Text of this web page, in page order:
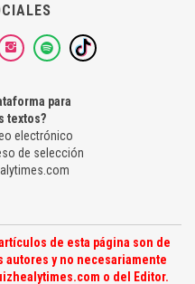
para
textos?
electrónico
de selección
de esta página son de
y no necesariamente
o del Editor.